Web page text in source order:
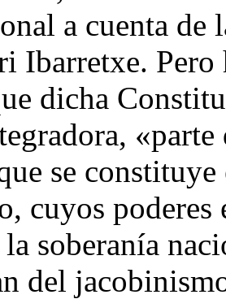
a cuenta de
Ibarretxe.
dicha
se
cuyos
soberanía
del